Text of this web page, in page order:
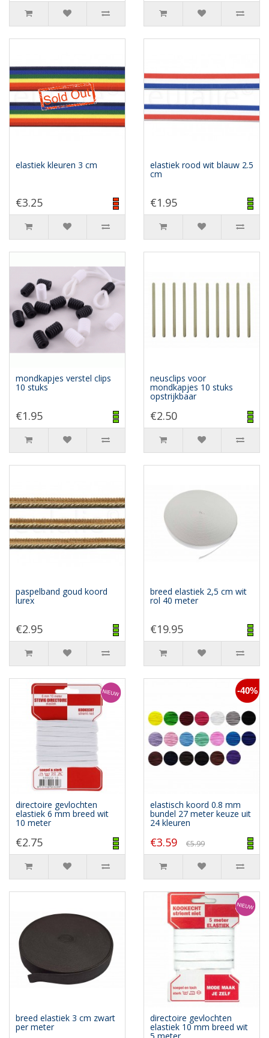
elastiek kleuren 3 cm
€3.25
elastiek rood wit blauw 2.5
cm
€1.95
mondkapjes verstel clips
10 stuks
€1.95
neusclips voor
mondkapjes 10 stuks
opstrijkbaar
€2.50
paspelband goud koord
lurex
€2.95
breed elastiek 2,5 cm wit
rol 40 meter
€19.95
directoire gevlochten
elastiek 6 mm breed wit
10 meter
€2.75
-40%
elastisch koord 0.8 mm
bundel 27 meter keuze uit
24 kleuren
€3.59 €5.99
breed elastiek 3 cm zwart
per meter
directoire gevlochten
elastiek 10 mm breed wit